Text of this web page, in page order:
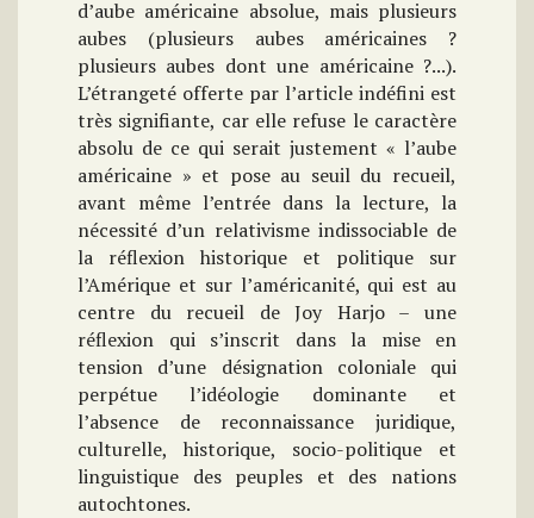
d’aube américaine absolue, mais plusieurs
aubes (plusieurs aubes américaines ?
plusieurs aubes dont une américaine ?...).
L’étrangeté offerte par l’article indéfini est
très signifiante, car elle refuse le caractère
absolu de ce qui serait justement « l’aube
américaine » et pose au seuil du recueil,
avant même l’entrée dans la lecture, la
nécessité d’un relativisme indissociable de
la réflexion historique et politique sur
l’Amérique et sur l’américanité, qui est au
centre du recueil de Joy Harjo – une
réflexion qui s’inscrit dans la mise en
tension d’une désignation coloniale qui
perpétue l’idéologie dominante et
l’absence de reconnaissance juridique,
culturelle, historique, socio-politique et
linguistique des peuples et des nations
autochtones.